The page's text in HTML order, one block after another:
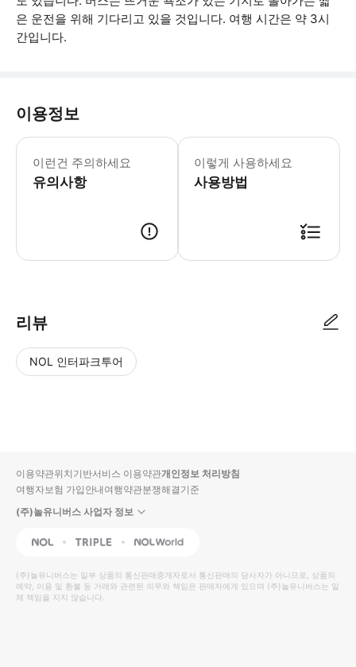
은 운전을 위해 기다리고 있을 것입니다. 여행 시간은 약 3시
간입니다.
이용정보
이런건 주의하세요
유의사항
수영복, 수건, 보온 속옷을 가져오세
이렇게 사용하세요
사용방법
리뷰
NOL 인터파크투어
입니
다.
높
은
순
동
영
상
순
상
이용약관위치기반서비스 이용약관개인정보 처리방침
여행자보험 가입안내여행약관분쟁해결기준
(주)놀유니버스 사업자 정보
NOL Triple Interpark Global
(주)놀유니버스는 일부 상품의 통신판매중개자로서 통신판매의 당사자가 아니므로, 상품의
예약, 이용 및 환불 등 거래와 관련된 의무와 책임은 판매자에게 있으며 (주)놀유니버스는 일
체 책임을 지지 않습니다.